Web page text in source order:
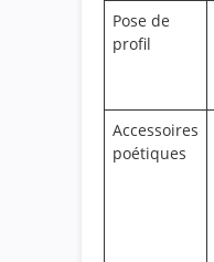
Pose de
profil
Accessoires
poétiques